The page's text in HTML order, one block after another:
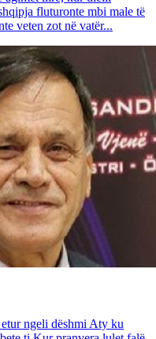
fluturonte mbi male të
veten zot në vatër...
ngeli dëshmi Aty ku